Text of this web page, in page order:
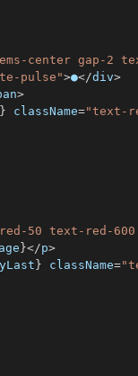
center gap-2
pulse">●</div>
>
} className="text-
50 text-red-
}</p>
} className=